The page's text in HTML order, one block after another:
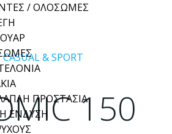
/ ΟΛΟΣΩΜΕΣ
ΠΡΟΣΤΑΣΙΑ
ΕΝΔΥΣΗ
CASUAL & SPORT
150